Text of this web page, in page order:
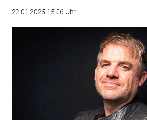
22.01.2025 15:06 Uhr